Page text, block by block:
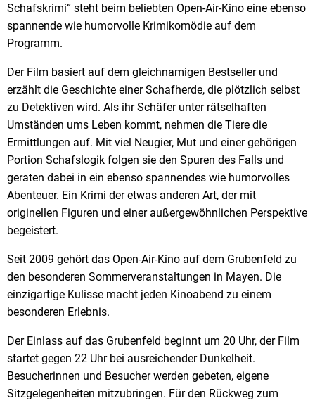
Schafskrimi“ steht beim beliebten Open-Air-Kino eine ebenso
spannende wie humorvolle Krimikomödie auf dem
Programm.
Der Film basiert auf dem gleichnamigen Bestseller und
erzählt die Geschichte einer Schafherde, die plötzlich selbst
zu Detektiven wird. Als ihr Schäfer unter rätselhaften
Umständen ums Leben kommt, nehmen die Tiere die
Ermittlungen auf. Mit viel Neugier, Mut und einer gehörigen
Portion Schafslogik folgen sie den Spuren des Falls und
geraten dabei in ein ebenso spannendes wie humorvolles
Abenteuer. Ein Krimi der etwas anderen Art, der mit
originellen Figuren und einer außergewöhnlichen Perspektive
begeistert.
Seit 2009 gehört das Open-Air-Kino auf dem Grubenfeld zu
den besonderen Sommerveranstaltungen in Mayen. Die
einzigartige Kulisse macht jeden Kinoabend zu einem
besonderen Erlebnis.
Der Einlass auf das Grubenfeld beginnt um 20 Uhr, der Film
startet gegen 22 Uhr bei ausreichender Dunkelheit.
Besucherinnen und Besucher werden gebeten, eigene
Sitzgelegenheiten mitzubringen. Für den Rückweg zum